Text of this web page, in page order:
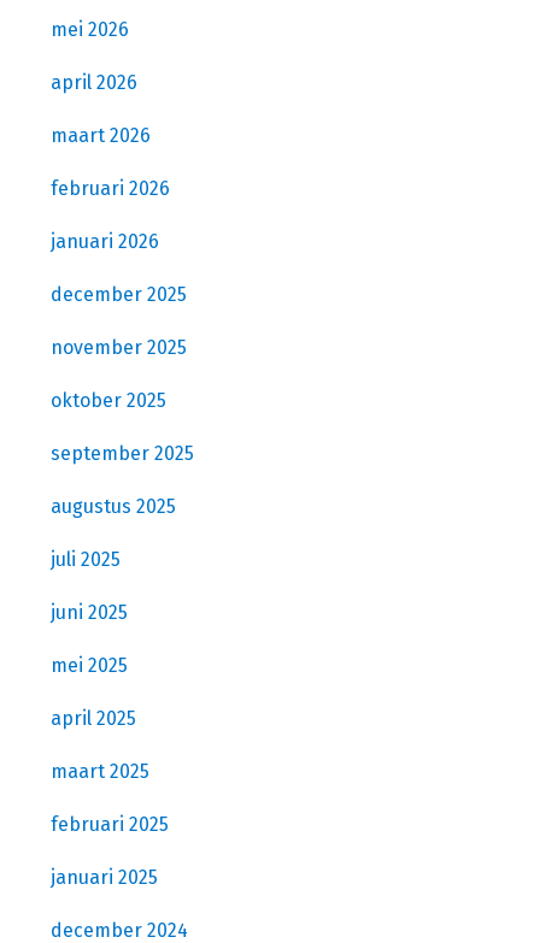
mei 2026
april 2026
maart 2026
februari 2026
januari 2026
december 2025
november 2025
oktober 2025
september 2025
augustus 2025
juli 2025
juni 2025
mei 2025
april 2025
maart 2025
februari 2025
januari 2025
december 2024